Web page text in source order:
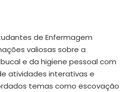
de Enfermagem
valiosas sobre a
e da higiene pessoal com
atividades interativas e
temas como escovação